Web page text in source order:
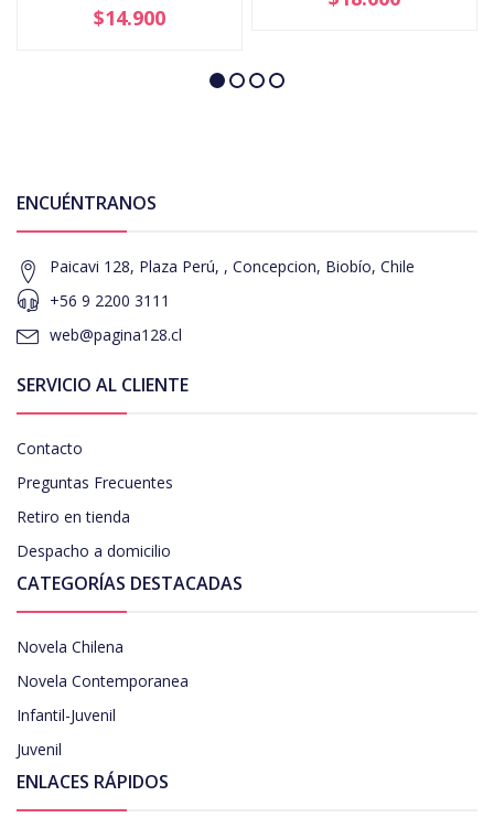
$14.900
ENCUÉNTRANOS
Paicavi 128, Plaza Perú, , Concepcion, Biobío, Chile
+56 9 2200 3111
web@pagina128.cl
SERVICIO AL CLIENTE
Contacto
Preguntas Frecuentes
Retiro en tienda
Despacho a domicilio
CATEGORÍAS DESTACADAS
Novela Chilena
Novela Contemporanea
Infantil-Juvenil
Juvenil
ENLACES RÁPIDOS